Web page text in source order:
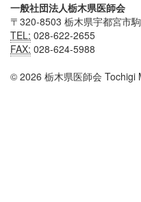
一般社団法人栃木県医師会
〒320-8503 栃木県宇都宮市
TEL: 028-622-2655
FAX: 028-624-5988
© 2026 栃木県医師会 Tochigi